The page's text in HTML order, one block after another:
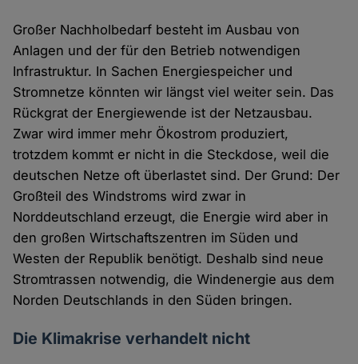
Großer Nachholbedarf besteht im Ausbau von
Anlagen und der für den Betrieb notwendigen
Infrastruktur. In Sachen Energiespeicher und
Stromnetze könnten wir längst viel weiter sein. Das
Rückgrat der Energiewende ist der Netzausbau.
Zwar wird immer mehr Ökostrom produziert,
trotzdem kommt er nicht in die Steckdose, weil die
deutschen Netze oft überlastet sind. Der Grund: Der
Großteil des Windstroms wird zwar in
Norddeutschland erzeugt, die Energie wird aber in
den großen Wirtschaftszentren im Süden und
Westen der Republik benötigt. Deshalb sind neue
Stromtrassen notwendig, die Windenergie aus dem
Norden Deutschlands in den Süden bringen.
Die Klimakrise verhandelt nicht